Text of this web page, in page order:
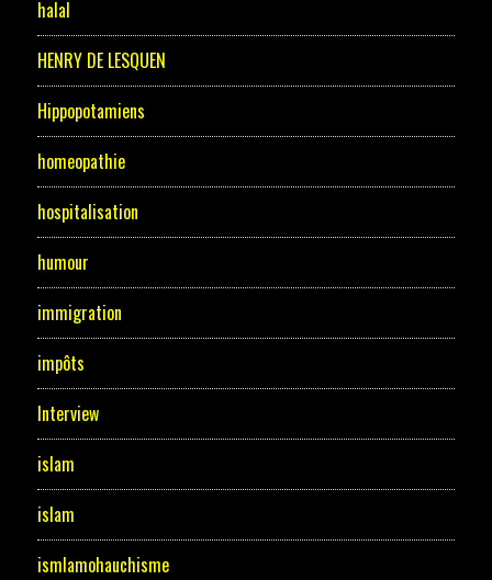
halal
HENRY DE LESQUEN
Hippopotamiens
homeopathie
hospitalisation
humour
immigration
impôts
Interview
islam
islam
ismlamohauchisme